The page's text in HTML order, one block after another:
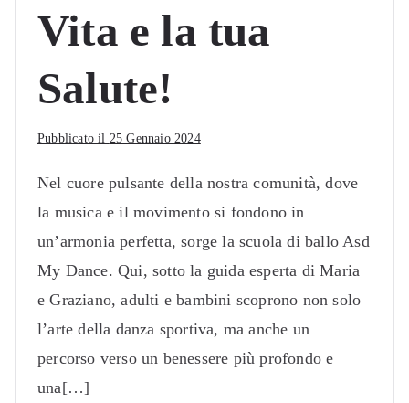
Vita e la tua
Salute!
Pubblicato il 25 Gennaio 2024
Nel cuore pulsante della nostra comunità, dove
la musica e il movimento si fondono in
un’armonia perfetta, sorge la scuola di ballo Asd
My Dance. Qui, sotto la guida esperta di Maria
e Graziano, adulti e bambini scoprono non solo
l’arte della danza sportiva, ma anche un
percorso verso un benessere più profondo e
una[…]